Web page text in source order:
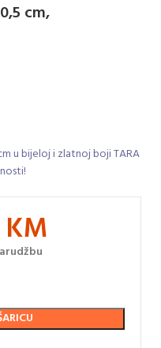
cm,
u bijeloj i zlatnoj boji TARA
KM